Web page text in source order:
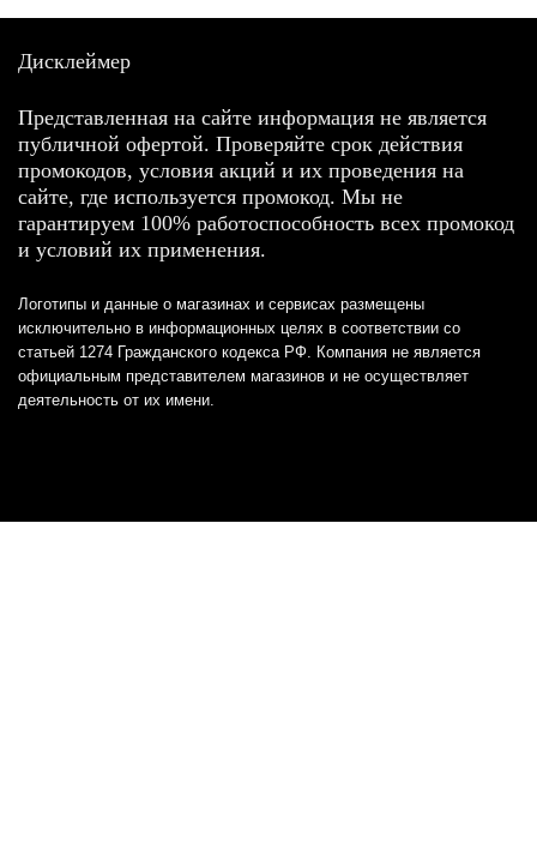
Дисклеймер
Представленная на сайте информация не является
публичной офертой. Проверяйте срок действия
промокодов, условия акций и их проведения на
сайте, где используется промокод. Мы не
гарантируем 100% работоспособность всех промокод
и условий их применения.
Логотипы и данные о магазинах и сервисах размещены
исключительно в информационных целях в соответствии со
статьей 1274 Гражданского кодекса РФ. Компания не является
официальным представителем магазинов и не осуществляет
деятельность от их имени.